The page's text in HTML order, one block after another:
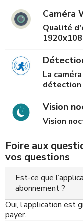
Caméra
Qualité
La
détection
Vision
Vision
Foire aux
vos questions
Est-ce que
abonnement ?
Oui, l’application est
payer.